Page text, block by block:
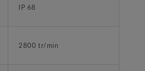
IP 68
2800 tr/min